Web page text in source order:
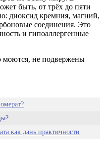
быть, от трёх до пяти
диоксид кремния, магний,
соединения. Это
и гипоаллергенные
моются, не подвержены
как дань практичности